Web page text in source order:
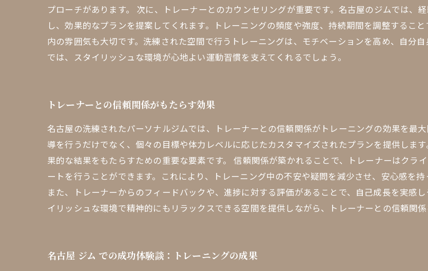
プローチがあります。 次に、トレーナーとのカウンセリングが重要です。名古屋のジムでは、
し、効果的なプランを提案してくれます。トレーニングの頻度や強度、持続期間を調整するこ
内の雰囲気も大切です。洗練された空間で行うトレーニングは、モチベーションを高め、自分
では、スタイリッシュな環境が心地よい運動習慣を支えてくれるでしょう。
トレーナーとの信頼関係がもたらす効果
名古屋の洗練されたパーソナルジムでは、トレーナーとの信頼関係がトレーニングの効果を最
導を行うだけでなく、個々の目標や体力レベルに応じたカスタマイズされたプランを提供しま
果的な結果をもたらすための重要な要素です。 信頼関係が築かれることで、トレーナーはクラ
ートを行うことができます。これにより、トレーニング中の不安や疑問を減少させ、安心感を
また、トレーナーからのフィードバックや、進捗に対する評価があることで、自己成長を実感
イリッシュな環境で精神的にもリラックスできる空間を提供しながら、トレーナーとの信頼関
名古屋 ジム での成功体験談：トレーニングの成果